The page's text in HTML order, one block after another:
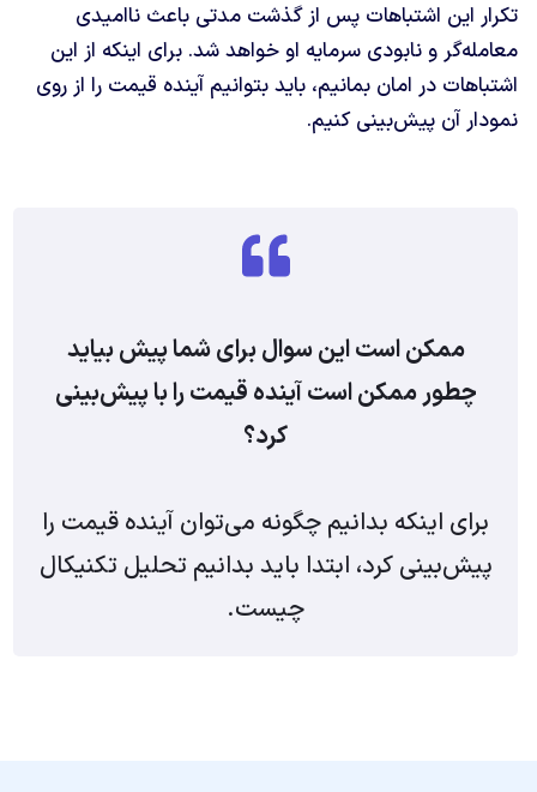
تکرار این اشتباهات پس از گذشت مدتی باعث ناامیدی
معامله‌گر و نابودی سرمایه او خواهد شد. برای اینکه از این
اشتباهات در امان بمانیم، باید بتوانیم آینده قیمت را از روی
نمودار آن پیش‌بینی کنیم.
ممکن است این سوال برای شما پیش بیاید
چطور ممکن است آینده قیمت را با پیش‌بینی
کرد؟
برای اینکه بدانیم چگونه می‌توان آینده قیمت را
پیش‌بینی کرد، ابتدا باید بدانیم تحلیل تکنیکال
چیست.